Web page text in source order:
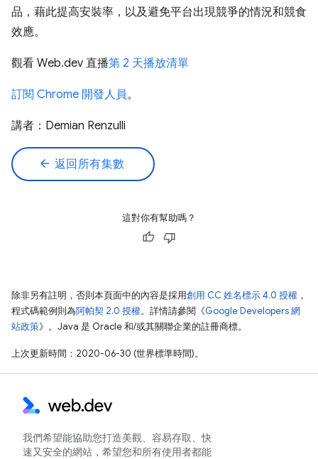
品，藉此提高安裝率，以及避免平台出現競爭的情況和競食
效應。
觀看 Web.dev 直播第 2 天播放清單
訂閱 Chrome 開發人員。
講者：Demian Renzulli
arrow_back 返回所有集數
這對你有幫助嗎？
除非另有註明，否則本頁面中的內容是採用創用 CC 姓名標示 4.0 授權 ，
程式碼範例則為阿帕契 2.0 授權。詳情請參閱《Google Developers 網
站政策》。Java 是 Oracle 和/或其關聯企業的註冊商標。
上次更新時間：2020-06-30 (世界標準時間)。
我們希望能協助您打造美觀、容易存取、快
速又安全的網站，希望您和所有使用者都能